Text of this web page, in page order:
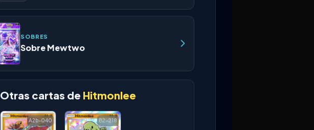
SOBRES
Sobre Mewtwo
Otras cartas de Hitmonlee
A2b-040 B2-218